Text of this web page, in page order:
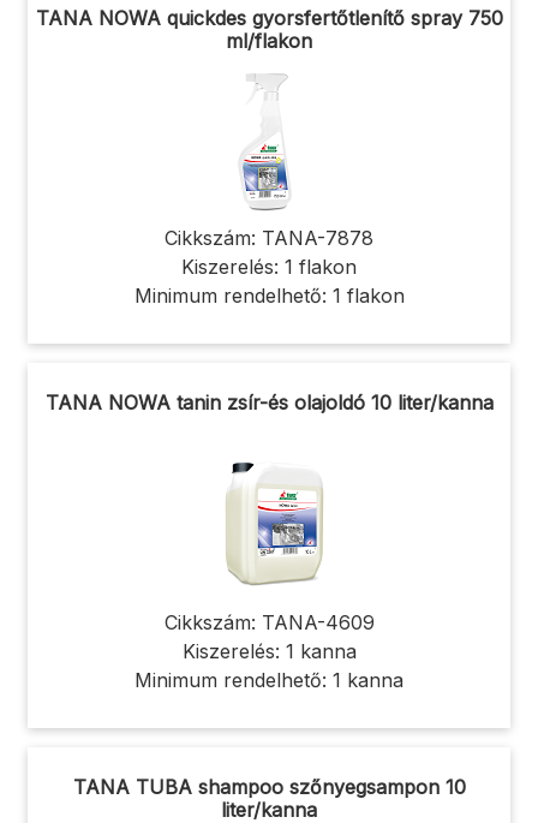
TANA NOWA quickdes gyorsfertőtlenítő spray 750
ml/flakon
Cikkszám: TANA-7878
Kiszerelés: 1 flakon
Minimum rendelhető: 1 flakon
TANA NOWA tanin zsír-és olajoldó 10 liter/kanna
Cikkszám: TANA-4609
Kiszerelés: 1 kanna
Minimum rendelhető: 1 kanna
TANA TUBA shampoo szőnyegsampon 10
liter/kanna